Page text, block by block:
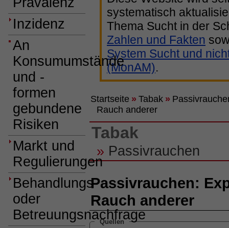
Inzidenz
An
Konsumumstände
und -
formen
gebundene
Risiken
Markt und
Regulierungen
Behandlungs-
oder
Betreuungsnachfrage
systematisch
Thema Sucht in der
Zahlen und Fakten
System Sucht und
(MonAM).
Startseite » Tabak »
Rauch anderer
Tabak
» Passivrauchen
Passivrauchen:
Rauch anderer
Quellen